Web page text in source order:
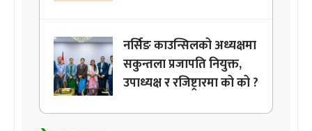
नर्सिङ काउन्सिलको अध्यक्षमा
सकुन्तला प्रजापति नियुक्त,
उपाध्यक्ष र रजिष्ट्रारमा को को ?